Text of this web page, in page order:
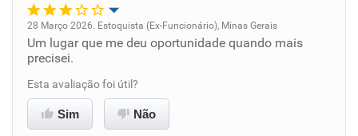
Oportunidade de promoção
Ambiente de trabalho
Conciliação com a vida familiar
28 Março 2026. Estoquista (Ex-Funcionário), Minas Gerais
Um lugar que me deu oportunidade quando mais
precisei.
Esta avaliação foi útil?
Sim Não